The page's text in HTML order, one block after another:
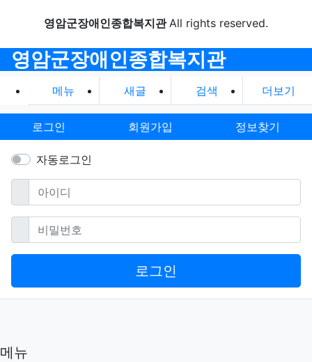
영암군장애인종합복지관All rights reserved.
영암군장애인종합복지관
메뉴 새글 검색 더보기
로그인 회원가입 정보찾기
자동로그인
아이디필수
비밀번호필수
로그인
메뉴